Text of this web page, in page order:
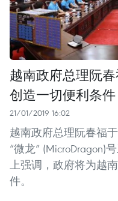
越南政府总理阮
创造一切便利条件
21/01/2019 16:02
越南政府总理阮春福
“微龙” (MicroDragon)
上强调，政府将为越
件。